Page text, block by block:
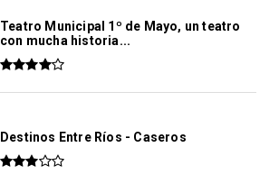
Teatro Municipal 1º de Mayo, un teatro
con mucha historia...
Destinos Entre Ríos - Caseros